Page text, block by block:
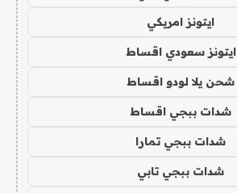
ايتونز امريكي
ايتونز سعودي اقساط
شحن يلا لودو اقساط
شدات ببجي اقساط
شدات ببجي تمارا
شدات ببجي تابي